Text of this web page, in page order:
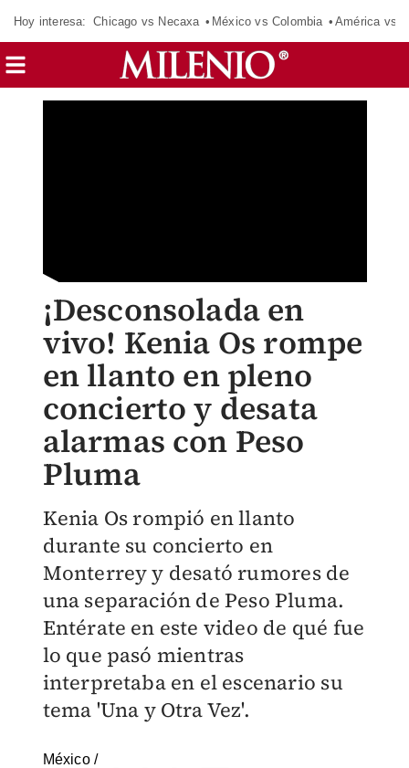
Hoy interesa: Chicago vs Necaxa México vs Colombia América vs
¡Desconsolada en
vivo! Kenia Os rompe
en llanto en pleno
concierto y desata
alarmas con Peso
Pluma
Kenia Os rompió en llanto
durante su concierto en
Monterrey y desató rumores de
una separación de Peso Pluma.
Entérate en este video de qué fue
lo que pasó mientras
interpretaba en el escenario su
tema 'Una y Otra Vez'.
México/